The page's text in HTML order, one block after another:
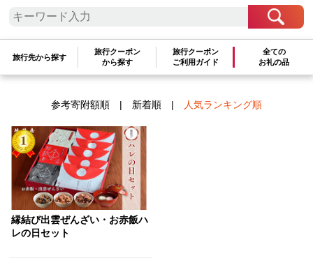
旅行先から探す
旅行クーポン
から探す
旅行クーポン
ご利用ガイド
全ての
お礼の品
もち米
検索結果一覧 1～1件 / 全1件
参考寄附額順| 新着順| 人気ランキング順
縁結び出雲ぜんざい・お赤飯ハ
レの日セット